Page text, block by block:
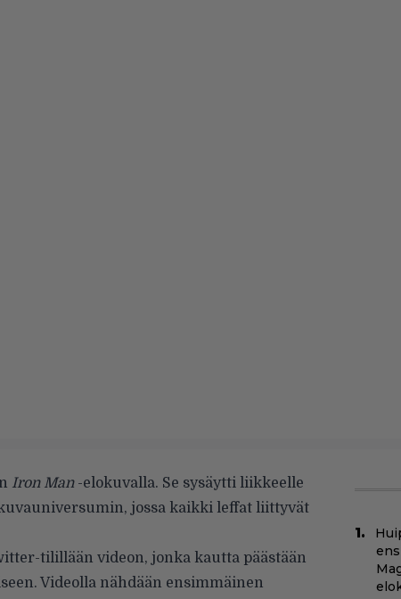
Iron Man-elokuvalla. Se sysäytti liikkeelle
jossa kaikki leffat liittyvät
tilillään videon, jonka kautta päästään
Videolla nähdään ensimmäinen